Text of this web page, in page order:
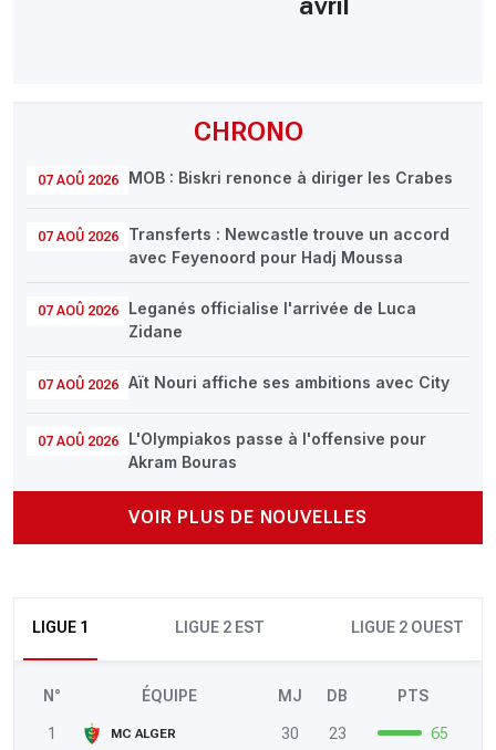
CHRONO
07 AOÛ 2026 MOB : Biskri renonce à diriger les Crabes
07 AOÛ 2026
Transferts : Newcastle trouve un accord
avec Feyenoord pour Hadj Moussa
07 AOÛ 2026
Leganés officialise l'arrivée de Luca
Zidane
07 AOÛ 2026 Aït Nouri affiche ses ambitions avec City
07 AOÛ 2026
L'Olympiakos passe à l'offensive pour
Akram Bouras
VOIR PLUS DE NOUVELLES
LIGUE 1 LIGUE 2 EST LIGUE 2 OUEST
N° ÉQUIPE MJ DB PTS
1 MC ALGER 30 23
65